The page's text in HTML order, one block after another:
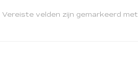
Vereiste velden zijn gemarkeerd met